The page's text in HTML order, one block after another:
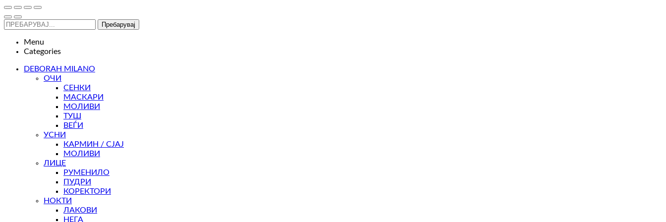
Пребарувај
Menu
Categories
DEBORAH MILANO
ОЧИ
СЕНКИ
МАСКАРИ
МОЛИВИ
ТУШ
ВЕЃИ
УСНИ
КАРМИН / СЈАЈ
МОЛИВИ
ЛИЦЕ
РУМЕНИЛО
ПУДРИ
КОРЕКТОРИ
НОКТИ
ЛАКОВИ
НЕГА